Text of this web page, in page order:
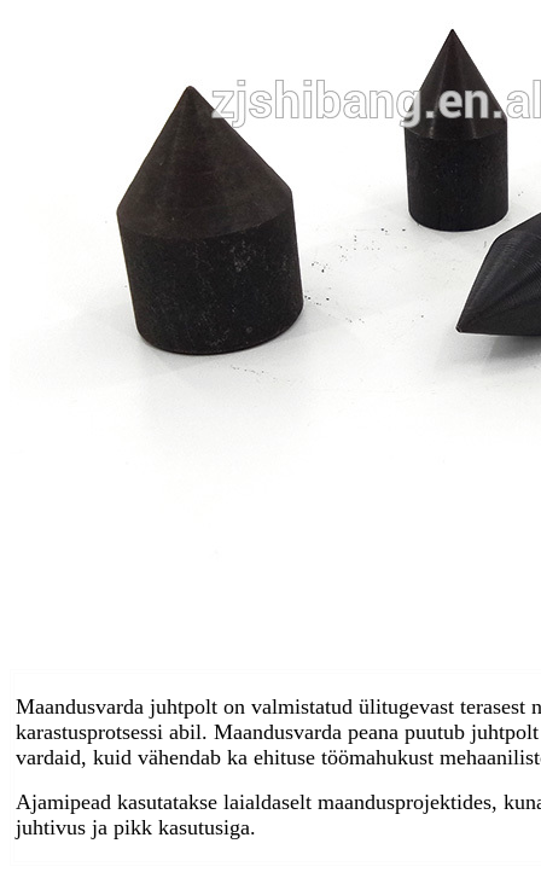
Maandusvarda juhtpolt on valmistatud ülitugevast terasest
karastusprotsessi abil. Maandusvarda peana puutub
vardaid, kuid vähendab ka ehituse töömahukust
Ajamipead kasutatakse laialdaselt maandusprojektides,
juhtivus ja pikk kasutusiga.